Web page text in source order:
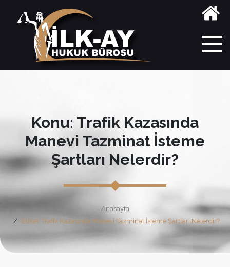
Konu: Trafik Kazasında
Manevi Tazminat İsteme
Şartları Nelerdir?
Anasayfa
Etiket: Trafik Kazasında Manevi Tazminat İsteme Şartları Nelerdir?